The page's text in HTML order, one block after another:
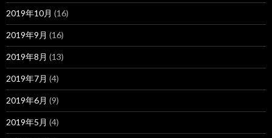
2019年10月 (16)
2019年9月 (16)
2019年8月 (13)
2019年7月 (4)
2019年6月 (9)
2019年5月 (4)